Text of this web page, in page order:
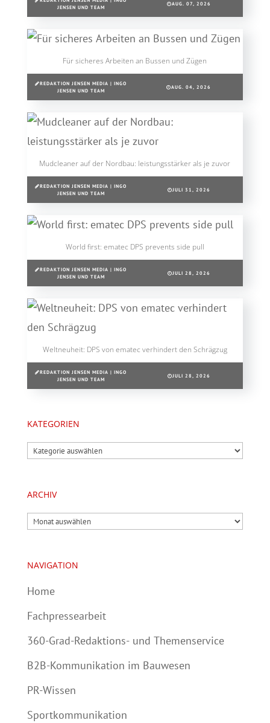
JENSEN UND TEAM
AUG. 07, 2026
Für sicheres Arbeiten an Bussen und Zügen
REDAKTION JENSEN MEDIA | INGO
JENSEN UND TEAM
AUG. 04, 2026
Mudcleaner auf der Nordbau: leistungsstärker als je zuvor
REDAKTION JENSEN MEDIA | INGO
JENSEN UND TEAM
JULI 31, 2026
World first: ematec DPS prevents side pull
REDAKTION JENSEN MEDIA | INGO
JENSEN UND TEAM
JULI 28, 2026
Weltneuheit: DPS von ematec verhindert den Schrägzug
REDAKTION JENSEN MEDIA | INGO
JENSEN UND TEAM
JULI 28, 2026
KATEGORIEN
Kategorien
ARCHIV
Archiv
NAVIGATION
Home
Fachpressearbeit
360-Grad-Redaktions- und Themenservice
B2B-Kommunikation im Bauwesen
PR-Wissen
Sportkommunikation